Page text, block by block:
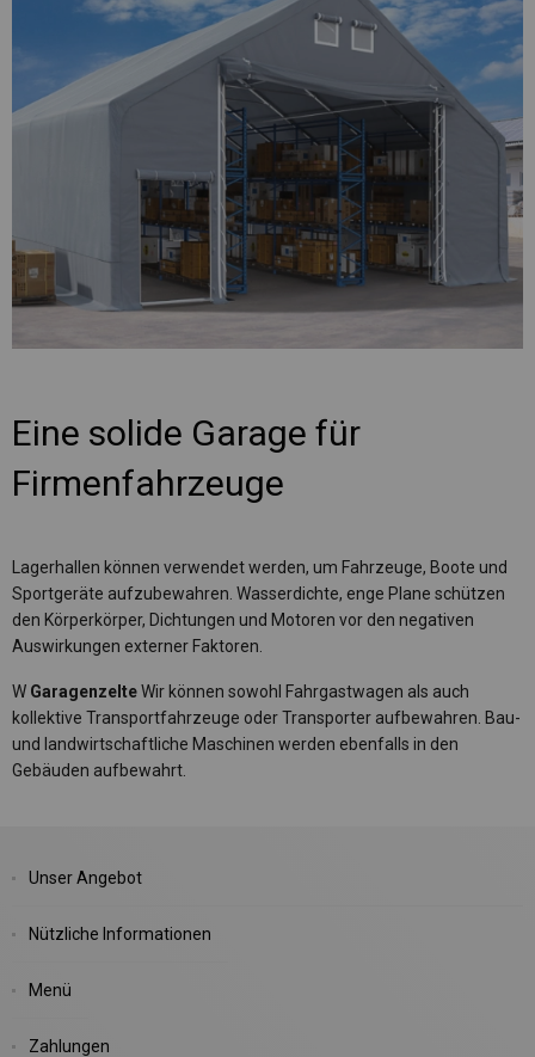
Eine solide Garage für
Firmenfahrzeuge
Lagerhallen können verwendet werden, um Fahrzeuge, Boote und
Sportgeräte aufzubewahren. Wasserdichte, enge Plane schützen
den Körperkörper, Dichtungen und Motoren vor den negativen
Auswirkungen externer Faktoren.
W GaragenzelteWir können sowohl Fahrgastwagen als auch
kollektive Transportfahrzeuge oder Transporter aufbewahren. Bau-
und landwirtschaftliche Maschinen werden ebenfalls in den
Gebäuden aufbewahrt.
Unser Angebot
Nützliche Informationen
Menü
Zahlungen